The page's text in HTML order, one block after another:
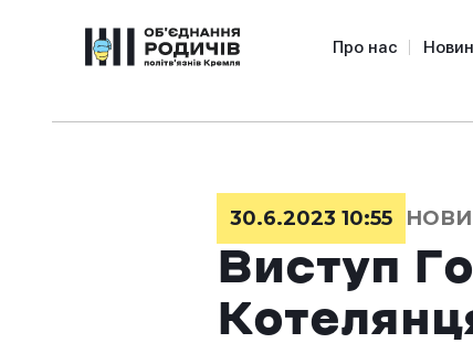
Про нас
30.6.2023 10:55
Виступ